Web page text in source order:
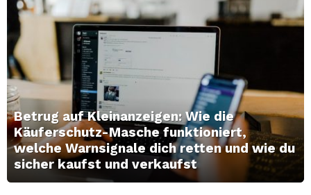
Betrug auf Kleinanzeigen: Wie die
Käuferschutz-Masche funktioniert,
welche Warnsignale dich retten und wie du
sicher kaufst und verkaufst